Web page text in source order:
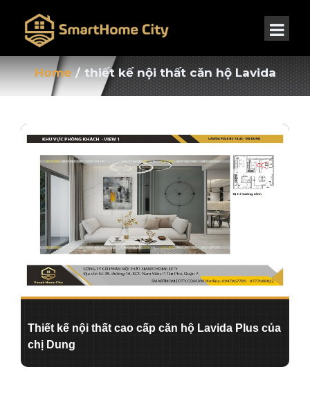
Home / thiết kế nội thất căn hộ Lavida
Thiết kế nội thất cao cấp căn hộ Lavida Plus của
chị Dung